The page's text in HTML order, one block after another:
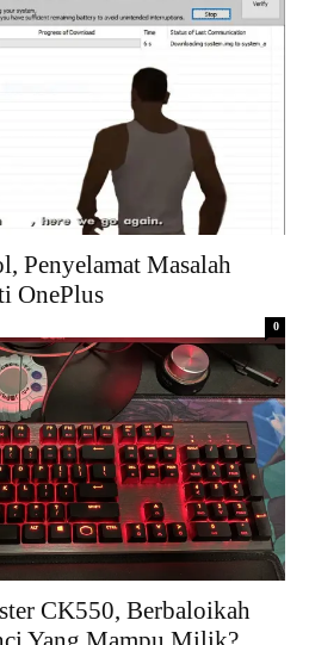
Penyelamat Masalah
OnePlus
0
CK550, Berbaloikah